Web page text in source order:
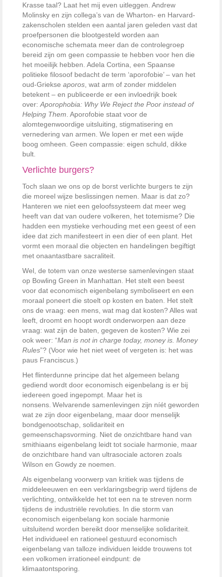
Krasse taal? Laat het mij even uitleggen. Andrew
Molinsky en zijn collega’s van de Wharton- en Harvard-
zakenscholen stelden een aantal jaren geleden vast dat
proefpersonen die blootgesteld worden aan
economische schemata meer dan de controlegroep
bereid zijn om geen compassie te hebben voor hen die
het moeilijk hebben. Adela Cortina, een Spaanse
politieke filosoof bedacht de term ‘aporofobie’ – van het
oud-Griekse aporos , wat arm of zonder middelen
betekent – ​​en publiceerde er een invloedrijk boek
over: Aporophobia: Why We Reject the Poor instead of
Helping Them . Aporofobie staat voor de
alomtegenwoordige uitsluiting, stigmatisering en
vernedering van armen. We lopen er met een wijde
boog omheen. Geen compassie: eigen schuld, dikke
bult.
Verlichte burgers?
Toch slaan we ons op de borst verlichte burgers te zijn
die moreel wijze beslissingen nemen. Maar is dat zo?
Hanteren we niet een geloofssysteem dat meer weg
heeft van dat van oudere volkeren, het totemisme? Die
hadden een mystieke verhouding met een geest of een
idee dat zich manifesteert in een dier of een plant. Het
vormt een moraal die objecten en handelingen begiftigt
met onaantastbare sacraliteit.
Wel, de totem van onze westerse samenlevingen staat
op Bowling Green in Manhattan. Het stelt een beest
voor dat economisch eigenbelang symboliseert en een
moraal poneert die stoelt op kosten en baten. Het stelt
ons de vraag: een mens, wat mag dat kosten? Alles wat
leeft, droomt en hoopt wordt onderworpen aan deze
vraag: wat zijn de baten, gegeven de kosten? Wie zei
ook weer: “Man is not in charge today, money is. Money
Rules”? (Voor wie het niet weet of vergeten is: het was
paus Franciscus.)
Het flinterdunne principe dat het algemeen belang
gediend wordt door economisch eigenbelang is er bij
iedereen goed ingepompt. Maar het is
nonsens. Welvarende samenlevingen zijn níét geworden
wat ze zijn door eigenbelang, maar door menselijk
bondgenootschap, solidariteit en
gemeenschapsvorming. Niet de onzichtbare hand van
smithiaans eigenbelang leidt tot sociale harmonie, maar
de onzichtbare hand van ultrasociale actoren zoals
Wilson en Gowdy ze noemen.
Als eigenbelang voorwerp van kritiek was tijdens de
middeleeuwen en een verklaringsbegrip werd tijdens de
verlichting, ontwikkelde het tot een na te streven norm
tijdens de industriële revoluties. In die storm van
economisch eigenbelang kon sociale harmonie
uitsluitend worden bereikt door menselijke solidariteit.
Het individueel en rationeel gestuurd economisch
eigenbelang van talloze individuen leidde trouwens tot
een volkomen irrationeel eindpunt: de
klimaatontsporing.